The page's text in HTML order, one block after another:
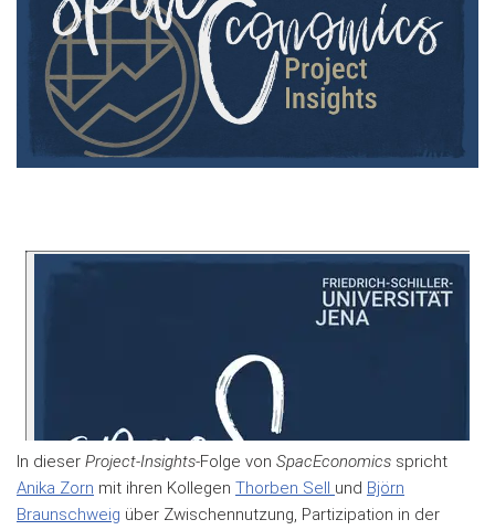
In dieser Project-Insights-Folge von SpacEconomics spricht
Anika Zorn mit ihren Kollegen Thorben Sell und Björn
Braunschweig über Zwischennutzung, Partizipation in der